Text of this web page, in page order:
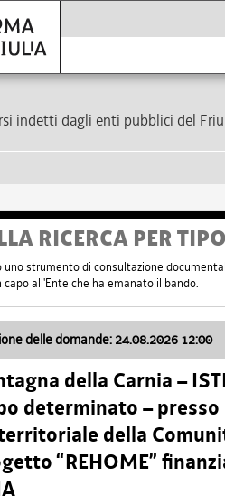
indetti dagli enti pubblici del
RICERCA PER
strumento di consultazione
all'Ente che ha emanato il bando.
delle domande: 24.08.2026 12:00
della Carnia –
determinato –
della
“REHOME”